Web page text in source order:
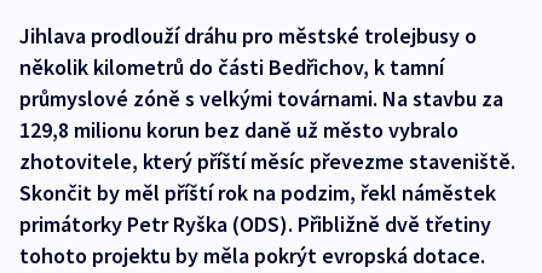
Jihlava prodlouží dráhu pro městské trolejbusy o
několik kilometrů do části Bedřichov, k tamní
průmyslové zóně s velkými továrnami. Na stavbu za
129,8 milionu korun bez daně už město vybralo
zhotovitele, který příští měsíc převezme staveniště.
Skončit by měl příští rok na podzim, řekl náměstek
primátorky Petr Ryška (ODS). Přibližně dvě třetiny
tohoto projektu by měla pokrýt evropská dotace.